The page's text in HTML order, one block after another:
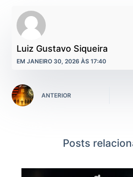
Luiz Gustavo Siqueira
EM JANEIRO 30, 2026 ÀS 17:40
ANTERIOR
Posts